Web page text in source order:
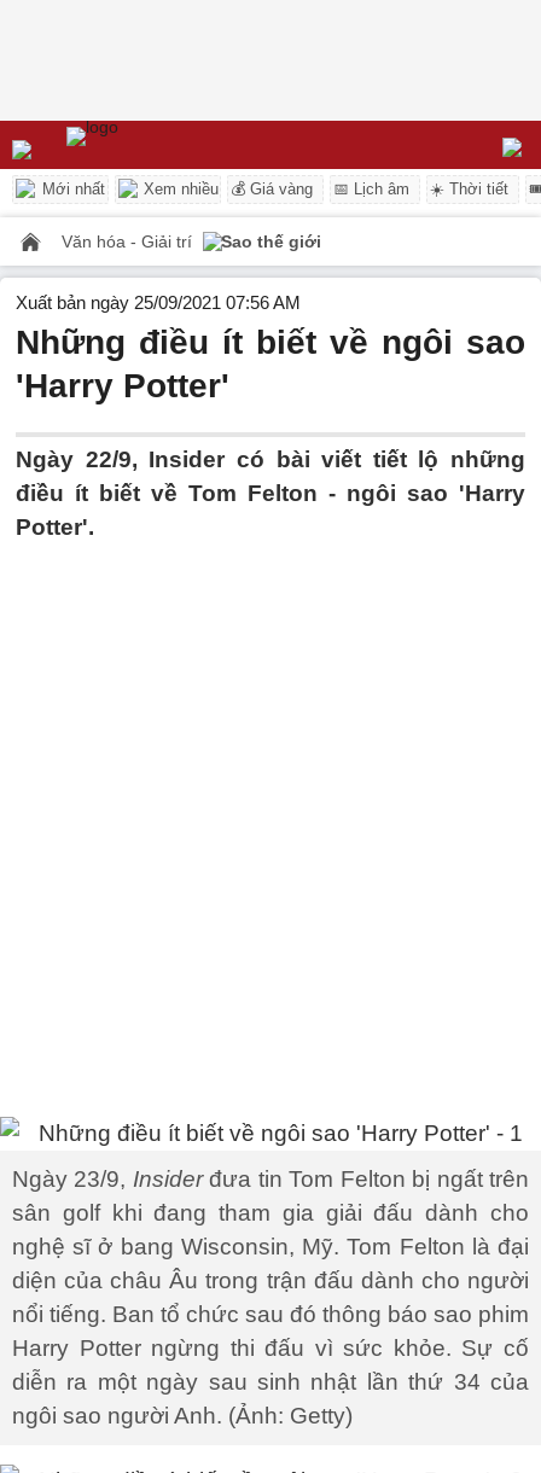
Mới nhất Xem nhiều 💰 Giá vàng 📅 Lịch âm ☀️ Thời tiết
Văn hóa - Giải trí Sao thế giới
Xuất bản ngày 25/09/2021 07:56 AM
Những điều ít biết về ngôi sao
'Harry Potter'
Ngày 22/9, Insider có bài viết tiết lộ những
điều ít biết về Tom Felton - ngôi sao 'Harry
Potter'.
Ngày 23/9, Insiderđưa tin Tom Felton bị ngất trên
sân golf khi đang tham gia giải đấu dành cho
nghệ sĩ ở bang Wisconsin, Mỹ. Tom Felton là đại
diện của châu Âu trong trận đấu dành cho người
nổi tiếng. Ban tổ chức sau đó thông báo sao phim
Harry Potter ngừng thi đấu vì sức khỏe. Sự cố
diễn ra một ngày sau sinh nhật lần thứ 34 của
ngôi sao người Anh. (Ảnh: Getty)